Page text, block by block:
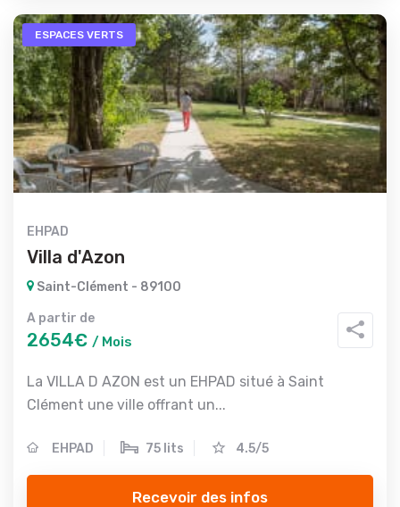
ESPACES VERTS
EHPAD
Villa d'Azon
Saint-Clément - 89100
A partir de
2654€ / Mois
La VILLA D AZON est un EHPAD situé à Saint
Clément une ville offrant un...
EHPAD 75 lits 4.5/5
Recevoir des infos